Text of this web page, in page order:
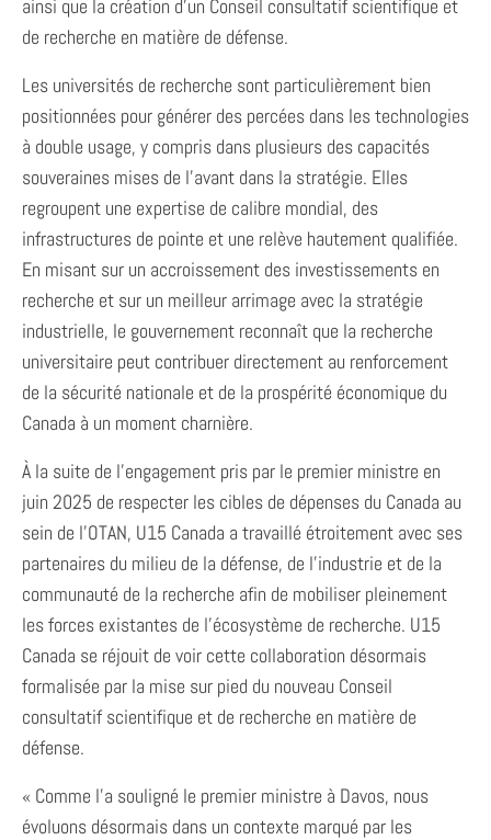
ainsi que la création d’un Conseil consultatif scientifique et
de recherche en matière de défense.
Les universités de recherche sont particulièrement bien
positionnées pour générer des percées dans les technologies
à double usage, y compris dans plusieurs des capacités
souveraines mises de l’avant dans la stratégie. Elles
regroupent une expertise de calibre mondial, des
infrastructures de pointe et une relève hautement qualifiée.
En misant sur un accroissement des investissements en
recherche et sur un meilleur arrimage avec la stratégie
industrielle, le gouvernement reconnaît que la recherche
universitaire peut contribuer directement au renforcement
de la sécurité nationale et de la prospérité économique du
Canada à un moment charnière.
À la suite de l’engagement pris par le premier ministre en
juin 2025 de respecter les cibles de dépenses du Canada au
sein de l’OTAN, U15 Canada a travaillé étroitement avec ses
partenaires du milieu de la défense, de l’industrie et de la
communauté de la recherche afin de mobiliser pleinement
les forces existantes de l’écosystème de recherche. U15
Canada se réjouit de voir cette collaboration désormais
formalisée par la mise sur pied du nouveau Conseil
consultatif scientifique et de recherche en matière de
défense.
« Comme l’a souligné le premier ministre à Davos, nous
évoluons désormais dans un contexte marqué par les